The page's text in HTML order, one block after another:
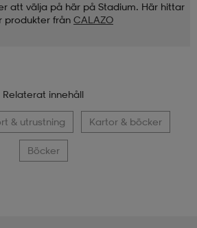
att välja på här på Stadium. Här hittar
produkter från CALAZO
Relaterat innehåll
& utrustning Kartor & böcker
Böcker